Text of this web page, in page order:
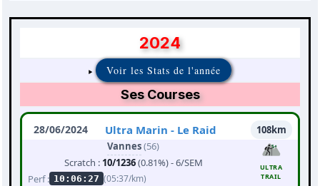
2024
Voir les Stats de l'année
Ses Courses
28/06/2024 Ultra Marin - Le Raid
108km
Vannes(56)
Scratch : 10/1236(0.81%) - 6/SEM
Perf : 10:06:27 (05:37/km)
ULTRA
TRAIL